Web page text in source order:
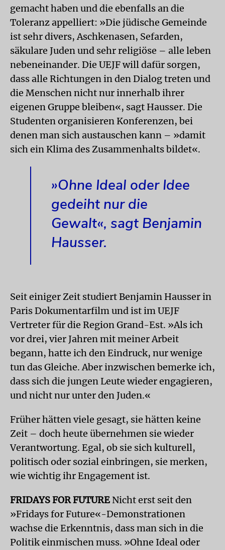
gemacht haben und die ebenfalls an die
Toleranz appelliert: »Die jüdische Gemeinde
ist sehr divers, Aschkenasen, Sefarden,
säkulare Juden und sehr reli­giöse – alle leben
nebeneinander. Die UEJF will dafür sorgen,
dass alle Richtungen in den Dialog treten und
die Menschen nicht nur innerhalb ihrer
eigenen Gruppe bleiben«, sagt Hausser. Die
Studenten organisieren Konferenzen, bei
denen man sich austauschen kann – »damit
sich ein Klima des Zusammenhalts bildet«.
»Ohne Ideal oder Idee
gedeiht nur die
Gewalt«, sagt Benjamin
Hausser.
Seit einiger Zeit studiert Benjamin Hausser in
Paris Dokumentarfilm und ist im UEJF
Vertreter für die Region Grand-Est. »Als ich
vor drei, vier Jahren mit meiner Arbeit
begann, hatte ich den Eindruck, nur wenige
tun das Gleiche. Aber inzwischen bemerke ich,
dass sich die jungen Leute wieder engagieren,
und nicht nur unter den Juden.«
Früher hätten viele gesagt, sie hätten keine
Zeit – doch heute übernehmen sie wieder
Verantwortung. Egal, ob sie sich kulturell,
politisch oder sozial einbringen, sie merken,
wie wichtig ihr Engagement ist.
FRIDAYS FOR FUTURE Nicht erst seit den
»Fridays for Future«-Demonstrationen
wachse die Erkenntnis, dass man sich in die
Politik einmischen muss. »Ohne Ideal oder